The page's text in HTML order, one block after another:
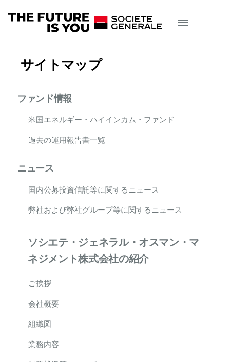
サイトマップ
ファンド情報
米国エネルギー・ハイインカム・ファンド
過去の運用報告書一覧
ニュース
国内公募投資信託等に関するニュース
弊社および弊社グループ等に関するニュース
ソシエテ・ジェネラル・オスマン・マ
ネジメント株式会社の紹介
ご挨拶
会社概要
組織図
業務内容